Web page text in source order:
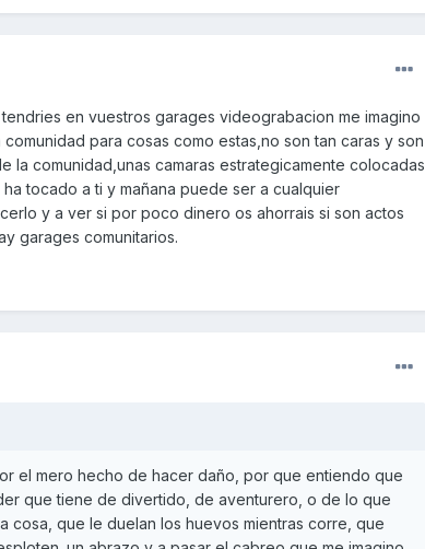
en vuestros garages videograbacion me imagino
para cosas como estas,no son tan caras y son
comunidad,unas camaras estrategicamente colocadas
tocado a ti y mañana puede ser a cualquier
y a ver si por poco dinero os ahorrais si son actos
garages comunitarios.
el mero hecho de hacer daño, por que entiendo que
que tiene de divertido, de aventurero, o de lo que
cosa, que le duelan los huevos mientras corre, que